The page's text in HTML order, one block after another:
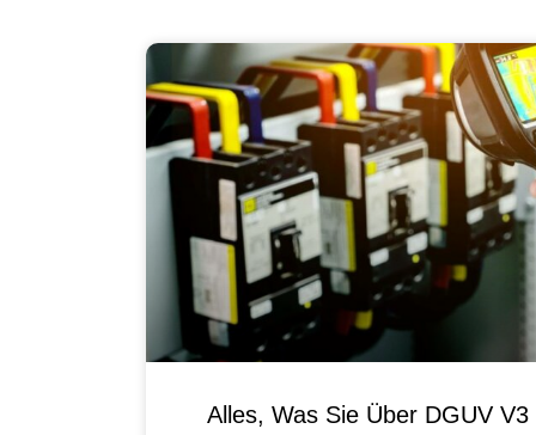
Alles, Was Sie Über DGUV